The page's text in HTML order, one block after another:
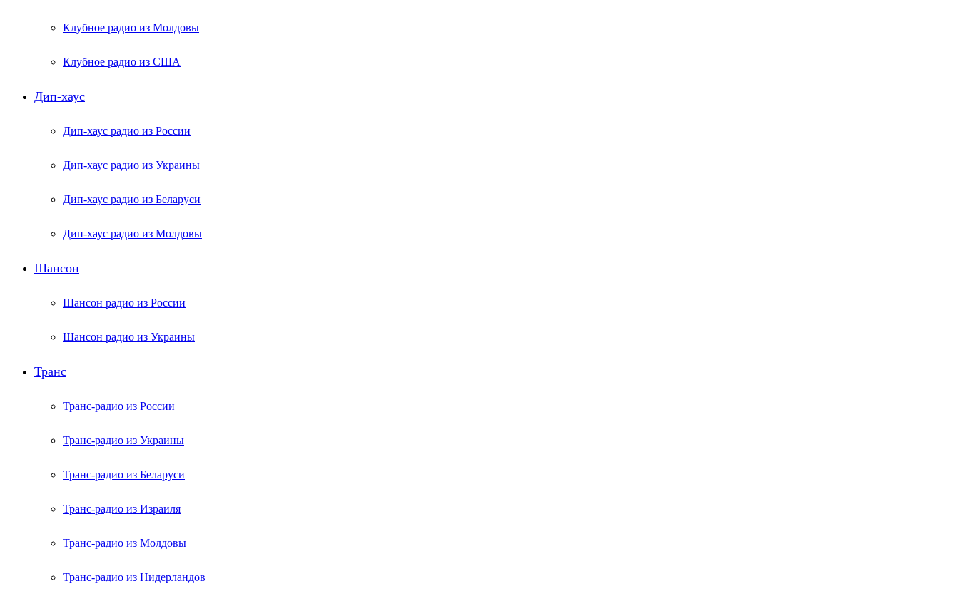
Клубное радио из Молдовы
Клубное радио из США
Дип-хаус
Дип-хаус радио из России
Дип-хаус радио из Украины
Дип-хаус радио из Беларуси
Дип-хаус радио из Молдовы
Шансон
Шансон радио из России
Шансон радио из Украины
Транс
Транс-радио из России
Транс-радио из Украины
Транс-радио из Беларуси
Транс-радио из Израиля
Транс-радио из Молдовы
Транс-радио из Нидерландов